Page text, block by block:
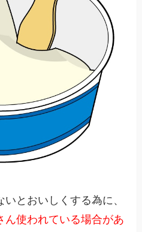
とおいしくする為に、
ん使われている場合があ